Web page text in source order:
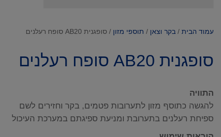
עמוד הבית / בקר וצאן / תוספי מזון / סופגנית AB20 סופח רעלנים
סופגנית AB20 סופח רעלנים
התוויה
להגשה כתוסף מזון לתערובות פטמים, בקר וחזירים לשם
ספיחת רעלנים בתערובת ומניעת ספיגתם במערכת העיכול